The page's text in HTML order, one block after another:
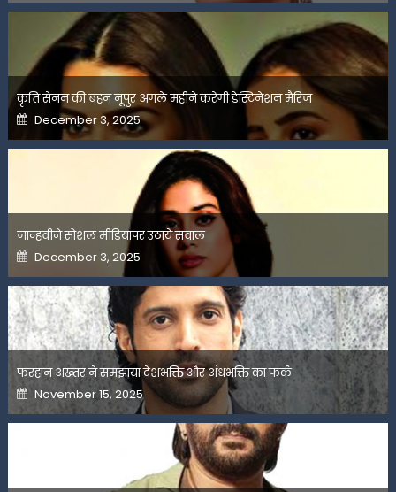
कृति सेनन की बहन नूपुर अगले महीने करेंगी डेस्टिनेशन मैरिज
Posted
on
December 3, 2025
जान्हवीने सोशल मीडियापर उठाये सवाल
Posted
on
December 3, 2025
फरहान अख्तर ने समझाया देशभक्ति और अंधभक्ति का फर्क
Posted
on
November 15, 2025